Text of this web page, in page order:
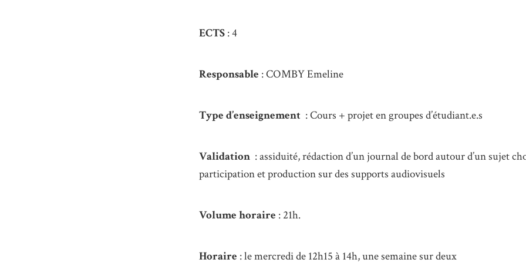
ECTS : 4
Responsable : COMBY Emeline
Type d’enseignement : Cours + projet en groupes d’étudiant.e.s
Validation : assiduité, rédaction d’un journal de bord autour d’un sujet
participation et production sur des supports audiovisuels
Volume horaire : 21h.
Horaire : le mercredi de 12h15 à 14h, une semaine sur deux